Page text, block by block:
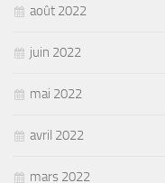
août 2022
juin 2022
mai 2022
avril 2022
mars 2022